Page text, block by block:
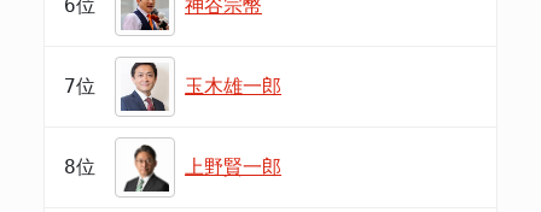
6位 神谷宗幣
7位 玉木雄一郎
8位 上野賢一郎